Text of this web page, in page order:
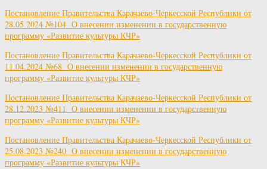
Постановление Правительства Карачаево-Черкесской Республики от
28.05.2024 №104 О внесении изменении в государственную
программу «Развитие культуры КЧР»
Постановление Правительства Карачаево-Черкесской Республики от
11.04.2024 №68 О внесении изменении в государственную
программу «Развитие культуры КЧР»
Постановление Правительства Карачаево-Черкесской Республики от
28.12.2023 №411 О внесении изменении в государственную
программу «Развитие культуры КЧР»
Постановление Правительства Карачаево-Черкесской Республики от
25.08.2023 №240 О внесении изменении в государственную
программу «Развитие культуры КЧР»